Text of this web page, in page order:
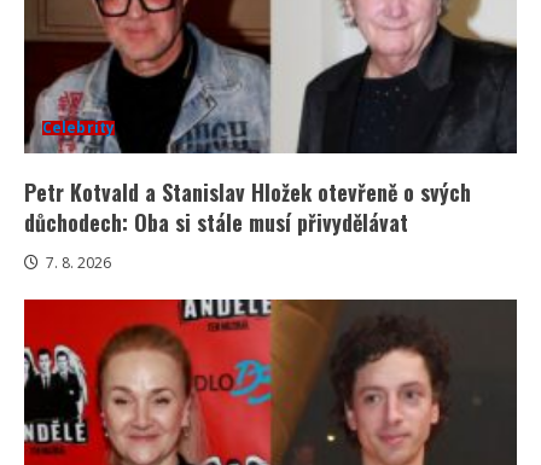
Celebrity
Petr Kotvald a Stanislav Hložek otevřeně o svých
důchodech: Oba si stále musí přivydělávat
7. 8. 2026